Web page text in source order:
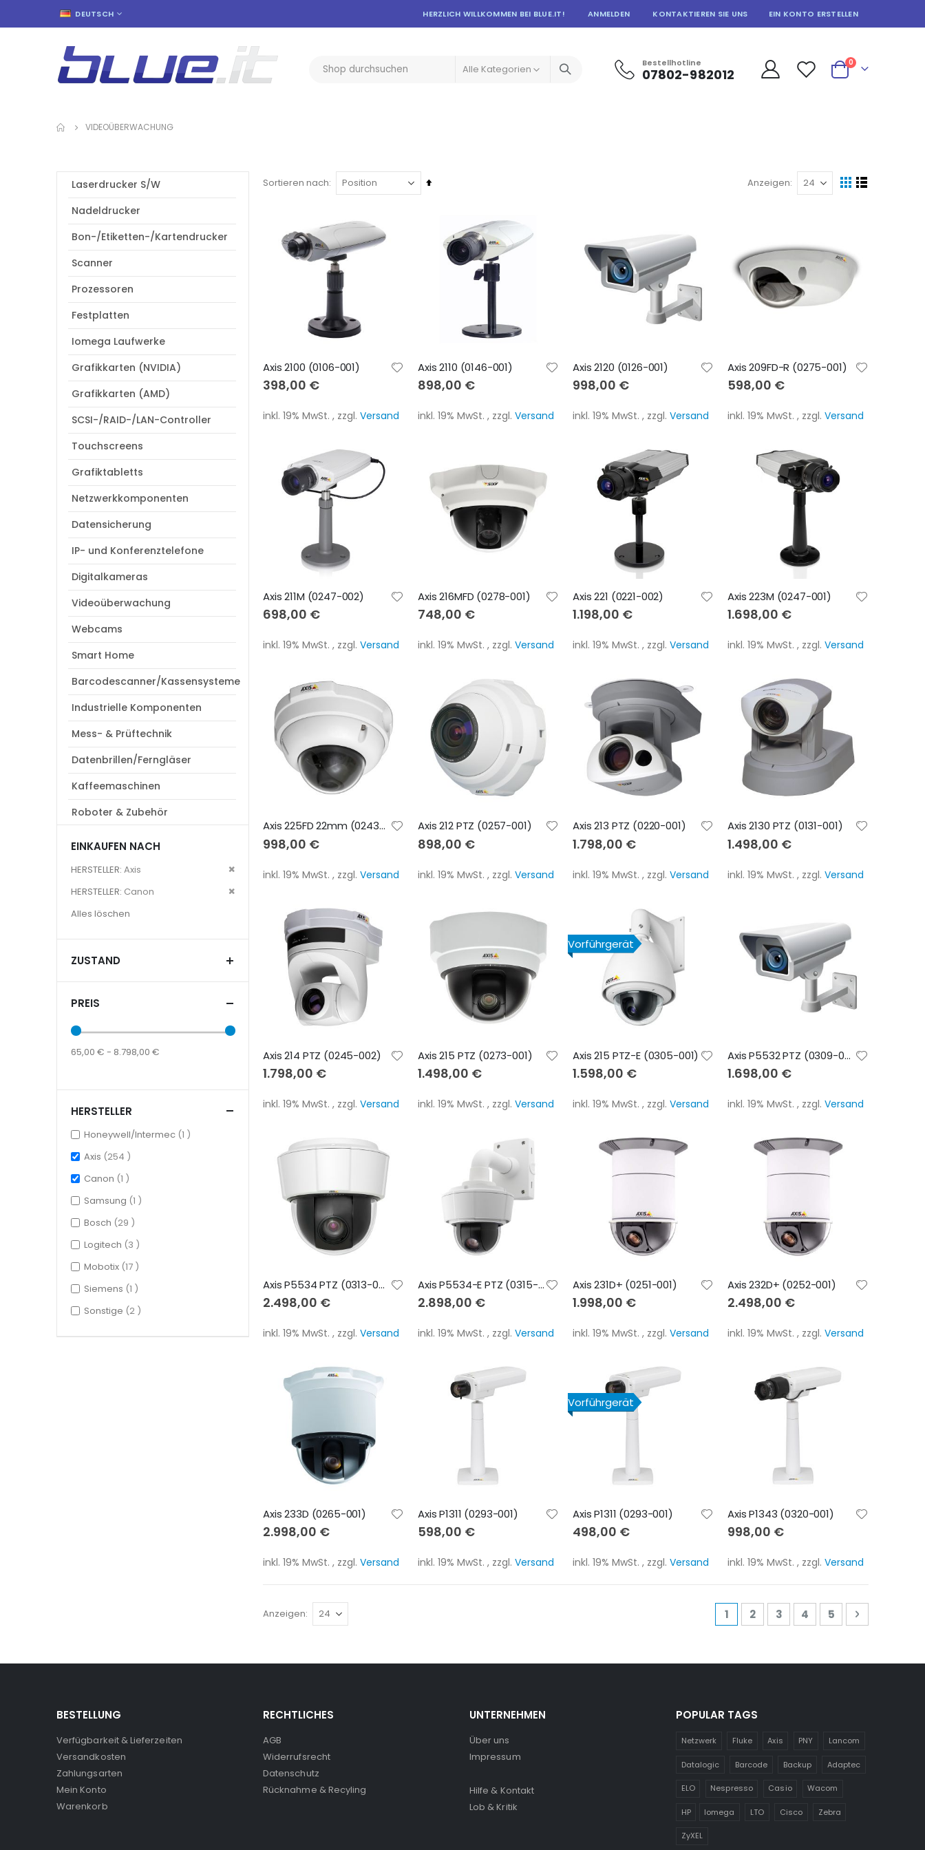
SPRACHEDEUTSCH HERZLICH WILLKOMMEN BEI BLUE.IT! ANMELDEN KONTAKTIEREN SIE UNS EIN KONTO ERSTELLEN
Bestellhotline
07802-982012 Warenkorb
0Artikel
VIDEOÜBERWACHUNG
Sortieren nach
In
Anzeigen
Ansicht
Raster
Liste
Axis 2100 (0106-001)
398,00 €
inkl. 19% MwSt. , zzgl. Versand
Axis 2110 (0146-001)
898,00 €
inkl. 19% MwSt. , zzgl. Versand
Axis 2120 (0126-001)
998,00 €
inkl. 19% MwSt. , zzgl. Versand
Axis 209FD-R (0275-001)
598,00 €
inkl. 19% MwSt. , zzgl. Versand
Axis 211M (0247-002)
698,00 €
inkl. 19% MwSt. , zzgl. Versand
Axis 216MFD (0278-001)
748,00 €
inkl. 19% MwSt. , zzgl. Versand
Axis 221 (0221-002)
1.198,00 €
inkl. 19% MwSt. , zzgl. Versand
Axis 223M (0247-001)
1.698,00 €
inkl. 19% MwSt. , zzgl. Versand
Axis 225FD 22mm (0243-062)
998,00 €
inkl. 19% MwSt. , zzgl. Versand
Axis 212 PTZ (0257-001)
898,00 €
inkl. 19% MwSt. , zzgl. Versand
Axis 213 PTZ (0220-001)
1.798,00 €
inkl. 19% MwSt. , zzgl. Versand
Axis 2130 PTZ (0131-001)
1.498,00 €
inkl. 19% MwSt. , zzgl. Versand
Axis 214 PTZ (0245-002)
1.798,00 €
inkl. 19% MwSt. , zzgl. Versand
Axis 215 PTZ (0273-001)
1.498,00 €
inkl. 19% MwSt. , zzgl. Versand
Vorführgerät
Axis 215 PTZ-E (0305-001)
1.598,00 €
inkl. 19% MwSt. , zzgl. Versand
Axis P5532 PTZ (0309-001)
1.698,00 €
inkl. 19% MwSt. , zzgl. Versand
Axis P5534 PTZ (0313-001)
2.498,00 €
inkl. 19% MwSt. , zzgl. Versand
Axis P5534-E PTZ (0315-002)
2.898,00 €
inkl. 19% MwSt. , zzgl. Versand
Axis 231D+ (0251-001)
1.998,00 €
inkl. 19% MwSt. , zzgl. Versand
Axis 232D+ (0252-001)
2.498,00 €
inkl. 19% MwSt. , zzgl. Versand
Axis 233D (0265-001)
2.998,00 €
inkl. 19% MwSt. , zzgl. Versand
Axis P1311 (0293-001)
598,00 €
inkl. 19% MwSt. , zzgl. Versand
Vorführgerät
Axis P1311 (0293-001)
498,00 €
inkl. 19% MwSt. , zzgl. Versand
Axis P1343 (0320-001)
998,00 €
inkl. 19% MwSt. , zzgl. Versand
Seite
Sie lesen gerade Seite
1 Seite
2 Seite
3 Seite
4 Seite
5 Seite
Weiter
Anzeigen
Laserdrucker S/W
Nadeldrucker
Bon-/Etiketten-/Kartendrucker
Scanner
Prozessoren
Festplatten
Iomega Laufwerke
Grafikkarten (NVIDIA)
Grafikkarten (AMD)
SCSI-/RAID-/LAN-Controller
Touchscreens
Grafiktabletts
Netzwerkkomponenten
Datensicherung
IP- und Konferenztelefone
Digitalkameras
Videoüberwachung
Webcams
Smart Home
Barcodescanner/Kassensysteme
Industrielle Komponenten
Mess- & Prüftechnik
Datenbrillen/Ferngläser
Kaffeemaschinen
Roboter & Zubehör
EINKAUFEN NACH
HERSTELLER Axis
Dies
HERSTELLER Canon
Dies
Alles löschen
ZUSTAND
PREIS
65,00 € - 8.798,00 €
HERSTELLER
Honeywell/Intermec 1 item
Axis 254 items
Canon 1 item
Samsung 1 item
Bosch 29 items
Logitech 3 items
Mobotix 17 items
Siemens 1 item
Sonstige 2 items
BESTELLUNG
Verfügbarkeit & Lieferzeiten
Versandkosten
Zahlungsarten
Mein Konto
Warenkorb
RECHTLICHES
AGB
Widerrufsrecht
Datenschutz
Rücknahme & Recyling
UNTERNEHMEN
Über uns
Impressum
Hilfe & Kontakt
Lob & Kritik
POPULAR TAGS
Netzwerk Fluke Axis PNY Lancom
Datalogic Barcode Backup Adaptec
ELO Nespresso Casio Wacom
HP Iomega LTO Cisco Zebra
ZyXEL